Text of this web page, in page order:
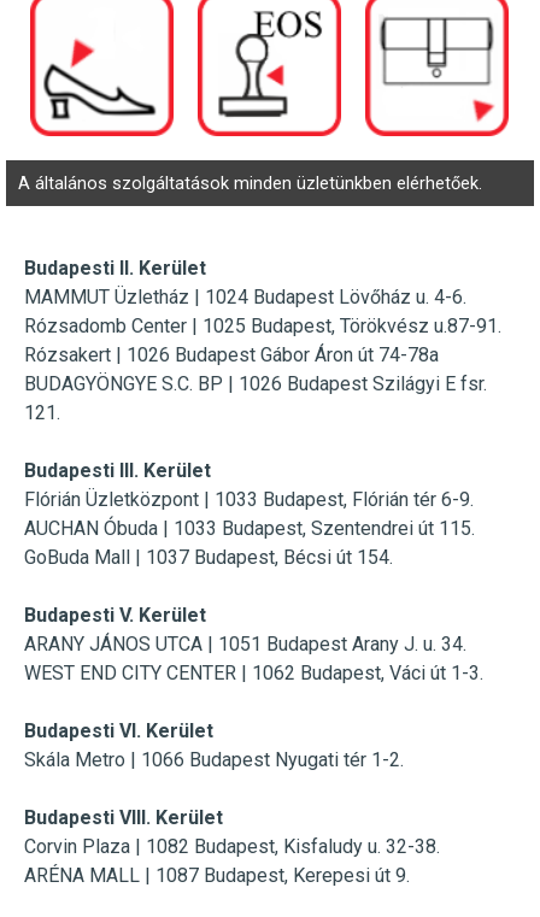
A általános szolgáltatások minden üzletünkben elérhetőek.
Budapesti II. Kerület
MAMMUT Üzletház | 1024 Budapest Lövőház u. 4-6.
Rózsadomb Center | 1025 Budapest, Törökvész u.87-91.
Rózsakert | 1026 Budapest Gábor Áron út 74-78a
BUDAGYÖNGYE S.C. BP | 1026 Budapest Szilágyi E fsr.
121.
Budapesti III. Kerület
Flórián Üzletközpont | 1033 Budapest, Flórián tér 6-9.
AUCHAN Óbuda | 1033 Budapest, Szentendrei út 115.
GoBuda Mall | 1037 Budapest, Bécsi út 154.
Budapesti V. Kerület
ARANY JÁNOS UTCA | 1051 Budapest Arany J. u. 34.
WEST END CITY CENTER | 1062 Budapest, Váci út 1-3.
Budapesti VI. Kerület
Skála Metro | 1066 Budapest Nyugati tér 1-2.
Budapesti VIII. Kerület
Corvin Plaza | 1082 Budapest, Kisfaludy u. 32-38.
ARÉNA MALL | 1087 Budapest, Kerepesi út 9.